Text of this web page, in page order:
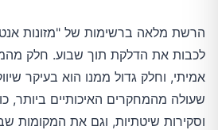
הרשת מלאה ברשימות של "מזונות
לכבות את הדלקת תוך שבוע. חלק
אמיתי, וחלק גדול ממנו הוא בעיקר
שעולה מהמחקרים האיכותיים ביותר,
וסקירות שיטתיות, וגם את המקומות